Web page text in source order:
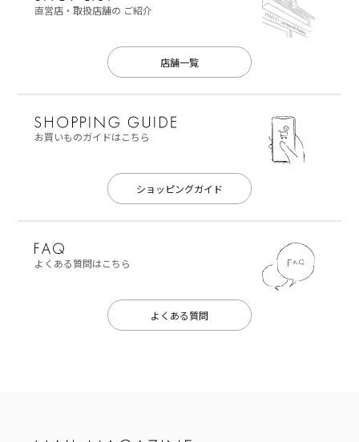
直営店・取扱店舗の ご紹介
店舗一覧
お買いものガイドはこちら
ショッピングガイド
よくある質問はこちら
よくある質問